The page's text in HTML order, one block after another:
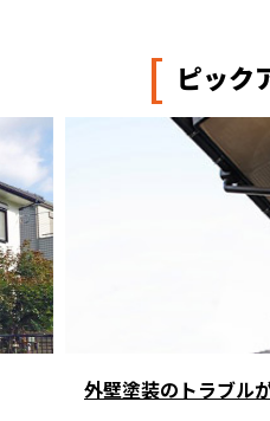
[ ピック
外壁塗装のトラブル